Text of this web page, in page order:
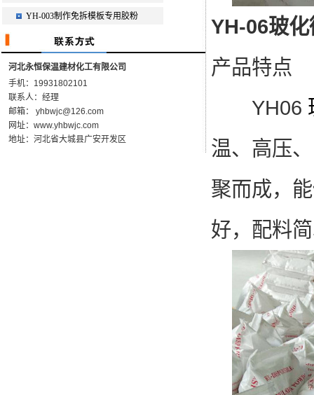
YH-003制作免拆模板专用胶粉
河北永恒保温建材化工有限公司
手机：19931802101
联系人：经理
邮箱： yhbwjc@126.com
网址：www.yhbwjc.com
地址：河北省大城县广安开发区
YH-06玻
产品特点
YH06
温、高压
聚而成，
好，配料